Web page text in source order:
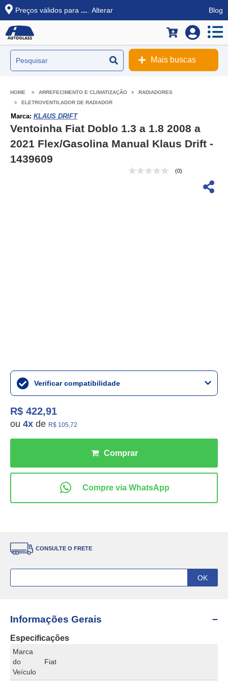
Preços válidos para ... Alterar Blog
Mais buscas
ARREFECIMENTO E CLIMATIZAÇÃO
RADIADORES
ELETROVENTILADOR DE RADIADOR
Marca: KLAUS DRIFT
Ventoinha Fiat Doblo 1.3 a 1.8 2008 a
2021 Flex/Gasolina Manual Klaus Drift -
1439609
(0)
Verificar compatibilidade
R$ 422,91
ou 4x de R$ 105,72
CONSULTE O FRETE
Informações Gerais
Especificações
Marca
do
Veículo
Fiat